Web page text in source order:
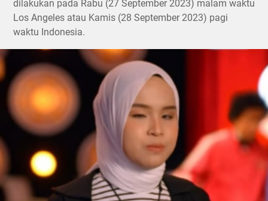
dilakukan pada Rabu (27 September 2023) malam waktu
Los Angeles atau Kamis (28 September 2023) pagi
waktu Indonesia.